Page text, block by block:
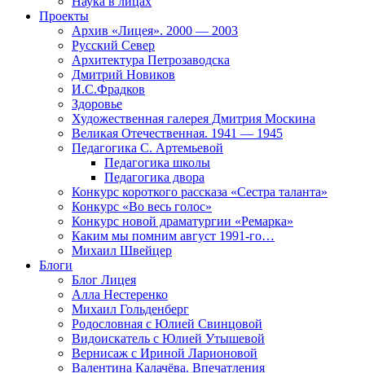
Проекты
Архив «Лицея». 2000 — 2003
Русский Север
Архитектура Петрозаводска
Дмитрий Новиков
И.С.Фрадков
Здоровье
Художественная галерея Дмитрия Москина
Великая Отечественная. 1941 — 1945
Педагогика С. Артемьевой
Педагогика школы
Педагогика двора
Конкурс короткого рассказа «Сестра таланта»
Конкурс «Во весь голос»
Конкурс новой драматургии «Ремарка»
Каким мы помним август 1991-го…
Михаил Швейцер
Блоги
Блог Лицея
Алла Нестеренко
Михаил Гольденберг
Родословная с Юлией Свинцовой
Видоискатель с Юлией Утышевой
Вернисаж с Ириной Ларионовой
Валентина Калачёва. Впечатления